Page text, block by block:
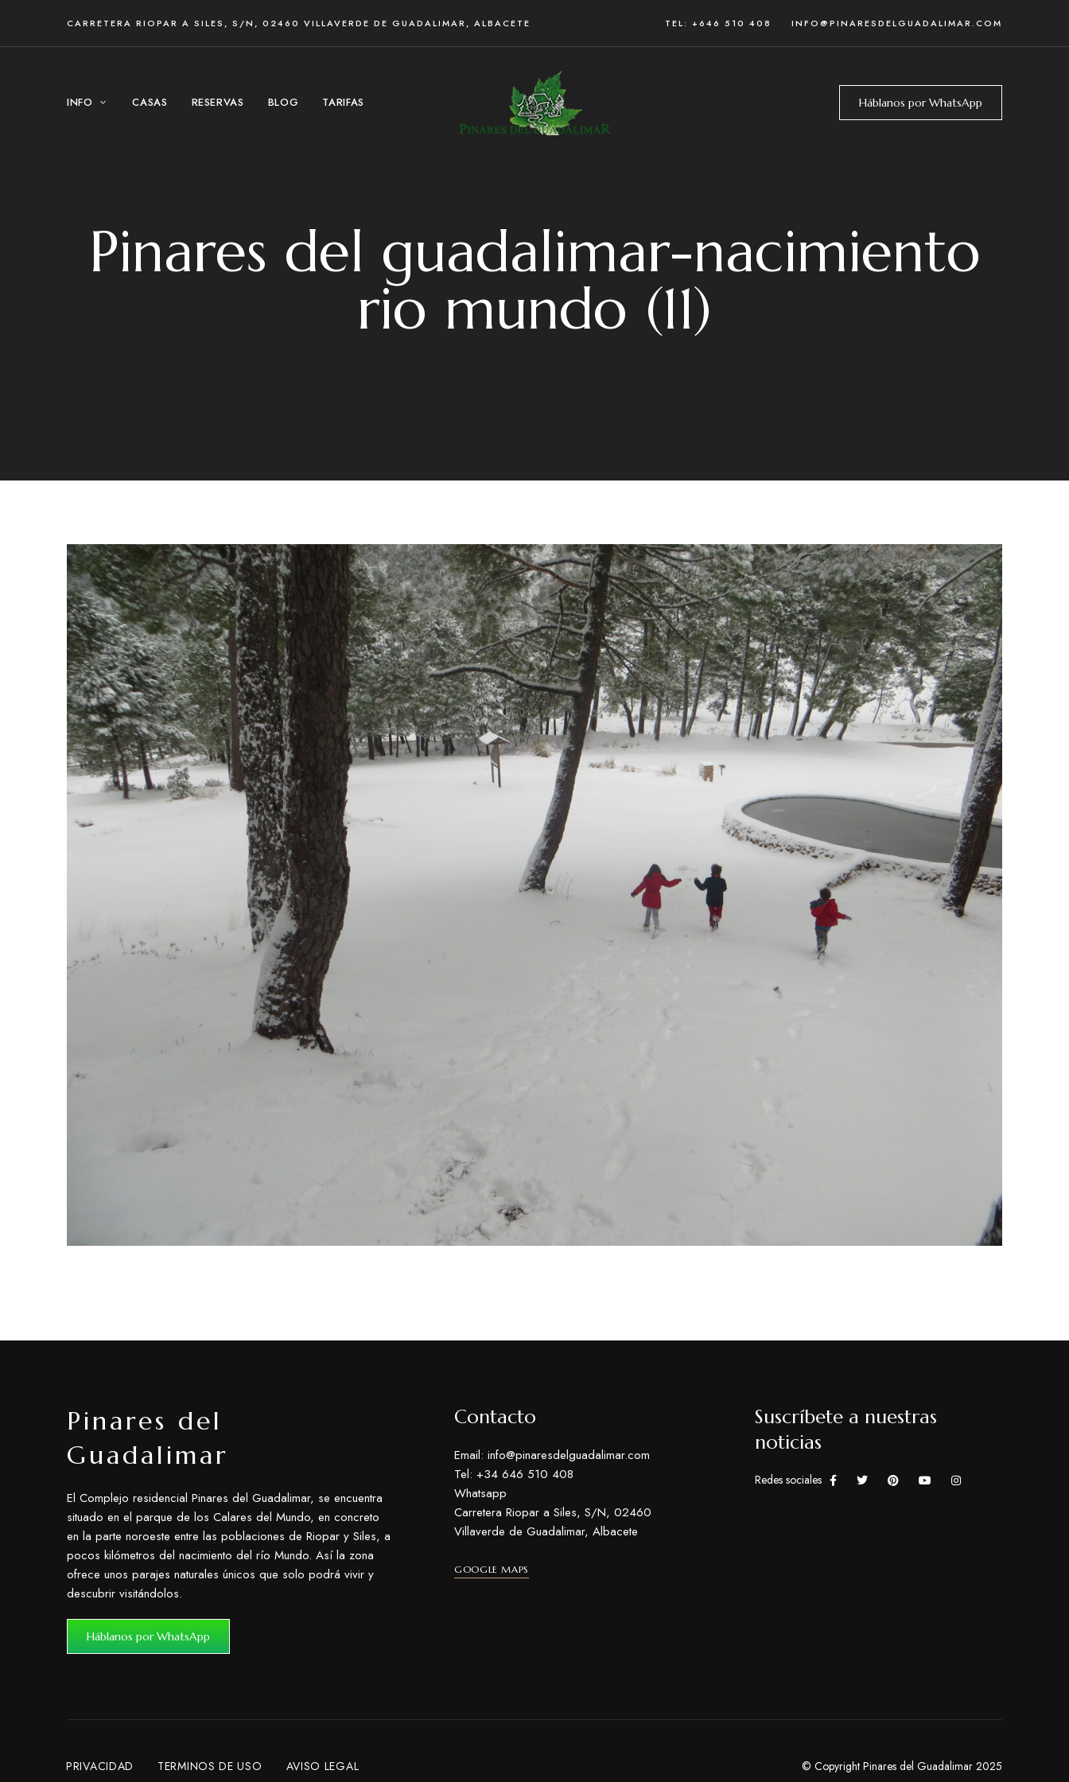
CARRETERA RIOPAR A SILES, S/N, 02460 VILLAVERDE DE GUADALIMAR, ALBACETE TEL: +646 510 408 INFO@PINARESDELGUADALIMAR.COM
INFO CASAS RESERVAS BLOG TARIFAS Háblanos por WhatsApp
Pinares del guadalimar-nacimiento
rio mundo (11)
Pinares del
Guadalimar
El Complejo residencial Pinares del Guadalimar, se encuentra
situado en el parque de los Calares del Mundo, en concreto
en la parte noroeste entre las poblaciones de Riopar y Siles, a
pocos kilómetros del nacimiento del río Mundo. Así la zona
ofrece unos parajes naturales únicos que solo podrá vivir y
descubrir visitándolos.
Háblanos por WhatsApp
Contacto
Email: info@pinaresdelguadalimar.com
Tel: +34 646 510 408
Whatsapp
Carretera Riopar a Siles, S/N, 02460
Villaverde de Guadalimar, Albacete
GOOGLE MAPS
Suscríbete a nuestras
noticias
Redes sociales
PRIVACIDAD TERMINOS DE USO AVISO LEGAL © Copyright Pinares del Guadalimar 2025